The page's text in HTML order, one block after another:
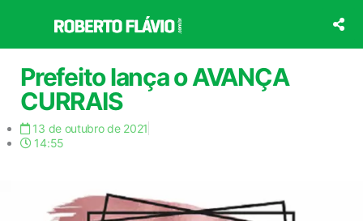
o
conteúdo
Prefeito lança o AVANÇA
CURRAIS
13 de outubro de 2021
14:55